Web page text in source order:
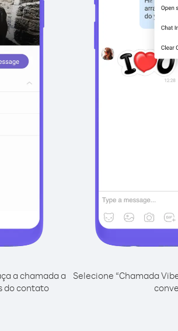
a chamada a
do contato
Selecione “Chamada